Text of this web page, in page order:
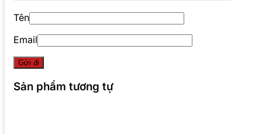
Tên
Email
Sản phẩm tương tự